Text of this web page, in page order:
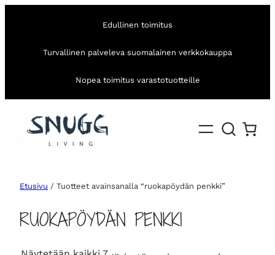
Edullinen toimitus
Turvallinen palveleva suomalainen verkkokauppa
Nopea toimitus varastotuotteille
Etusivu / Tuotteet avainsanalla “ruokapöydän penkki”
RUOKAPÖYDÄN PENKKI